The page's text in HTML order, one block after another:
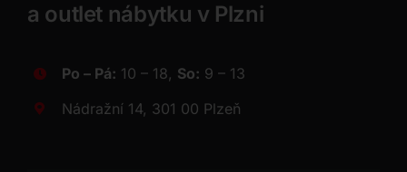
a outlet nábytku v Plzni
Po – Pá: 10 – 18, So: 9 – 13
Nádražní 14, 301 00 Plzeň